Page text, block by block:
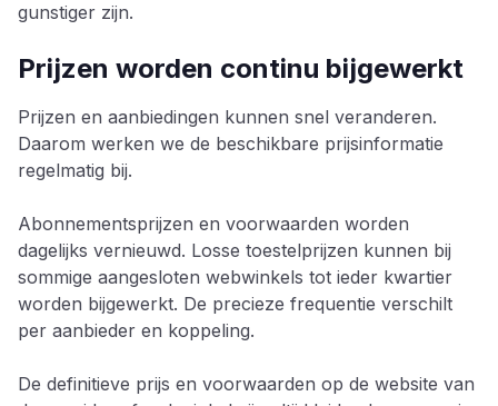
gunstiger zijn.
Prijzen worden continu bijgewerkt
Prijzen en aanbiedingen kunnen snel veranderen.
Daarom werken we de beschikbare prijsinformatie
regelmatig bij.
Abonnementsprijzen en voorwaarden worden
dagelijks vernieuwd. Losse toestelprijzen kunnen bij
sommige aangesloten webwinkels tot ieder kwartier
worden bijgewerkt. De precieze frequentie verschilt
per aanbieder en koppeling.
De definitieve prijs en voorwaarden op de website van